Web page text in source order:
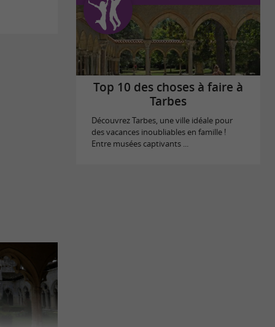
Top 10 des choses à faire à
Tarbes
Découvrez Tarbes, une ville idéale pour
des vacances inoubliables en famille !
Entre musées captivants ...